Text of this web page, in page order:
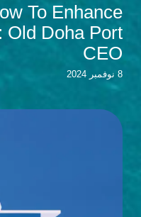
To Enhance
Old Doha Port
CEO
8 نوفمبر 2024